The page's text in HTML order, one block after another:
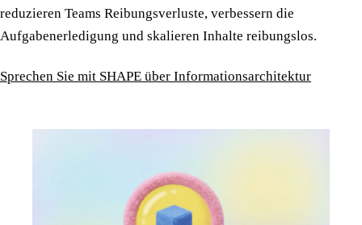
reduzieren Teams Reibungsverluste, verbessern die
Aufgabenerledigung und skalieren Inhalte reibungslos.
Sprechen Sie mit SHAPE über Informationsarchitektur